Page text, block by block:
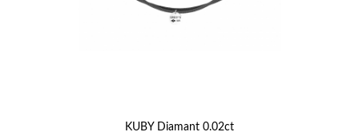
KUBY Diamant 0.02ct